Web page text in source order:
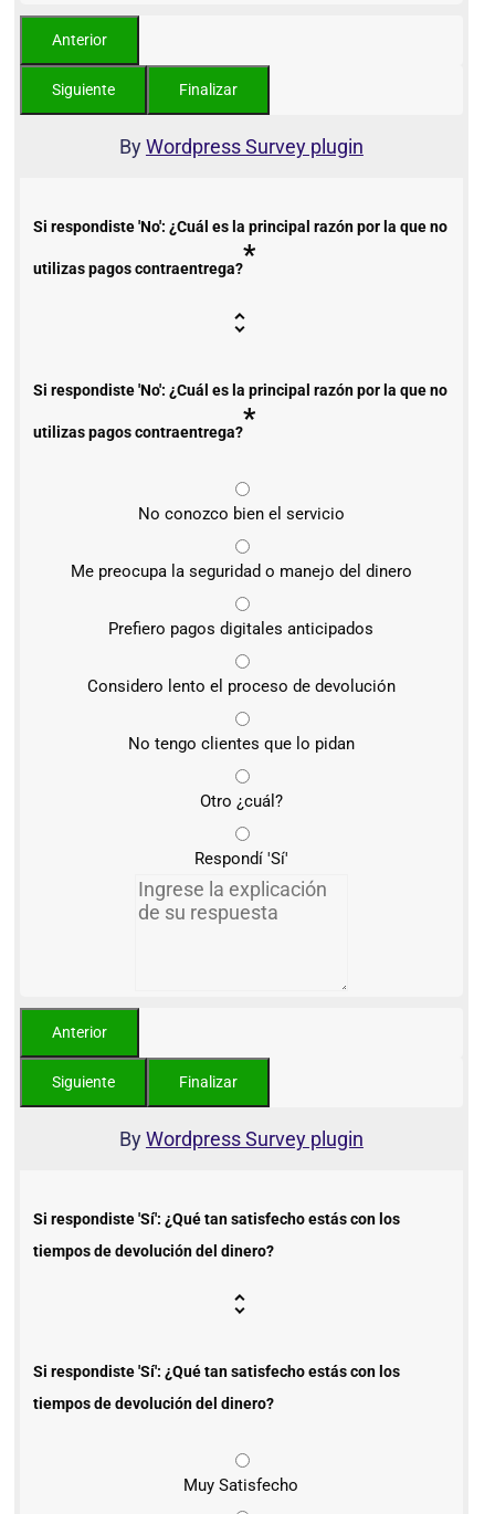
ByWordpress Survey plugin
Si respondiste 'No': ¿Cuál es la principal razón por la que no
utilizas pagos contraentrega?*
Si respondiste 'No': ¿Cuál es la principal razón por la que no
utilizas pagos contraentrega?*
No conozco bien el servicio
Me preocupa la seguridad o manejo del dinero
Prefiero pagos digitales anticipados
Considero lento el proceso de devolución
No tengo clientes que lo pidan
Otro ¿cuál?
Respondí 'Sí'
ByWordpress Survey plugin
Si respondiste 'Sí': ¿Qué tan satisfecho estás con los
tiempos de devolución del dinero?
Si respondiste 'Sí': ¿Qué tan satisfecho estás con los
tiempos de devolución del dinero?
Muy Satisfecho